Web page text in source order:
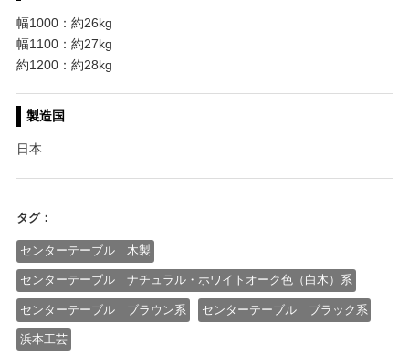
幅1000：約26kg
幅1100：約27kg
約1200：約28kg
製造国
日本
タグ：
センターテーブル 木製
センターテーブル ナチュラル・ホワイトオーク色（白木）系
センターテーブル ブラウン系 センターテーブル ブラック系
浜本工芸